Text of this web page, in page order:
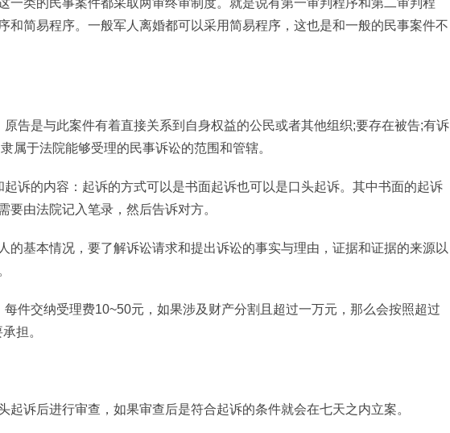
一类的民事案件都采取两审终审制度。就是说有第一审判程序和第二审判程
和简易程序。一般军人离婚都可以采用简易程序，这也是和一般的民事案件不
告是与此案件有着直接关系到自身权益的公民或者其他组织;要存在被告;有诉
属于法院能够受理的民事诉讼的范围和管辖。
诉的内容：起诉的方式可以是书面起诉也可以是口头起诉。其中书面的起诉
要由法院记入笔录，然后告诉对方。
的基本情况，要了解诉讼请求和提出诉讼的事实与理由，证据和证据的来源以
件交纳受理费10~50元，如果涉及财产分割且超过一万元，那么会按照超过
担。
起诉后进行审查，如果审查后是符合起诉的条件就会在七天之内立案。